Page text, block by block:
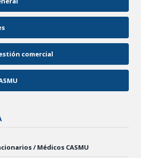
comercial
/ Médicos CASMU